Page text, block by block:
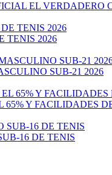
EL VERDADERO
TENIS 2026
SUB-21 2026
Y FACILIDADES
16 DE TENIS